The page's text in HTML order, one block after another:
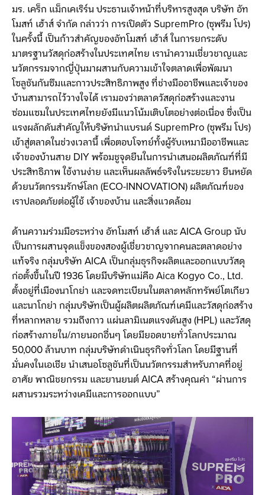
มร. เคร็ก แม็กเคเริร์น ประธานเจ้าหน้าที่บริหารสูงสุด บริษัท อัท
โมสท์ เฮ้าส์ จำกัด กล่าวว่า การเปิดตัว SupremPro (ซุพรีม โปร)
ในครั้งนี้ เป็นก้าวสำคัญของอัทโมสท์ เฮ้าส์ ในการยกระดับ
มาตรฐานวัสดุก่อสร้างในประเทศไทย เรานำความเชี่ยวชาญและ
นวัตกรรมจากญี่ปุ่นมาผสานกับความเข้าใจตลาดเพื่อพัฒนา
โซลูชันกันซึมและกาวประสิทธิภาพสูง ที่ช่างมืออาชีพและเจ้าของ
บ้านสามารถไว้วางใจได้ เรามองว่าตลาดวัสดุก่อสร้างและงาน
ซ่อมแซมในประเทศไทยยังมีแนวโน้มเติบโตอย่างต่อเนื่อง ซึ่งเป็น
แรงผลักดันสำคัญให้บริษัทนำแบรนด์ SupremPro (ซุพรีม โปร)
เข้าสู่ตลาดในช่วงเวลานี้ เพื่อตอบโจทย์ทั้งผู้รับเหมามืออาชีพและ
เจ้าของบ้านสาย DIY พร้อมชูจุดยืนในการนำเสนอผลิตภัณฑ์ที่มี
ประสิทธิภาพ ใช้งานง่าย และเห็นผลลัพธ์จริงในระยะยาว ยืนหยัด
ด้วยนวัตกรรมรักษ์โลก (ECO-INNOVATION) ผลิตภัณฑ์ของ
เราปลอดภัยต่อผู้ใช้ เจ้าของบ้าน และสิ่งแวดล้อม
ด้านความร่วมมือระหว่าง อัทโมสท์ เฮ้าส์ และ AICA Group นับ
เป็นการผสานจุดแข็งของสองผู้เชี่ยวชาญจากคนละตลาดอย่าง
แท้จริง กลุ่มบริษัท AICA เป็นกลุ่มธุรกิจผลิตและออกแบบวัสดุ
ก่อตั้งขึ้นในปี 1936 โดยมีบริษัทแม่คือ Aica Kogyo Co., Ltd.
ตั้งอยู่ที่เมืองนาโกย่า และจดทะเบียนในตลาดหลักทรัพย์โตเกียว
และนาโกย่า กลุ่มบริษัทเป็นผู้ผลิตผลิตภัณฑ์เคมีและวัสดุก่อสร้าง
ที่หลากหลาย รวมถึงกาว แผ่นลามิเนตแรงดันสูง (HPL) และวัสดุ
ก่อสร้างภายใน/ภายนอกอื่นๆ โดยมียอดขายทั่วโลกประมาณ
50,000 ล้านบาท กลุ่มบริษัทดำเนินธุรกิจทั่วโลก โดยมีฐานที่
มั่นคงในเอเชีย นำเสนอโซลูชันที่เป็นนวัตกรรมสำหรับภาคที่อยู่
อาศัย พาณิชยกรรม และยานยนต์ AICA สร้างคุณค่า “ผ่านการ
ผสานรวมระหว่างเคมีและการออกแบบ”